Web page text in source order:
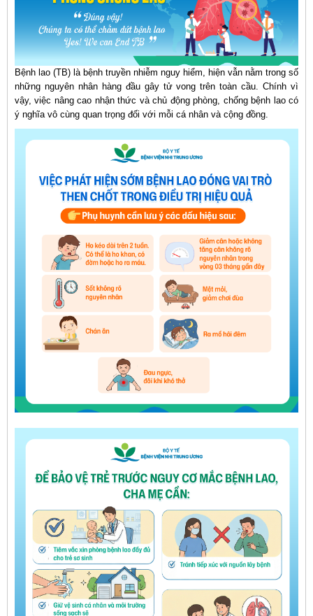
Bệnh lao (TB) là bệnh truyền nhiễm nguy hiểm, hiện vẫn nằm trong số
những nguyên nhân hàng đầu gây tử vong trên toàn cầu. Chính vì
vậy, việc nâng cao nhận thức và chủ động phòng, chống bệnh lao có
ý nghĩa vô cùng quan trọng đối với mỗi cá nhân và cộng đồng.